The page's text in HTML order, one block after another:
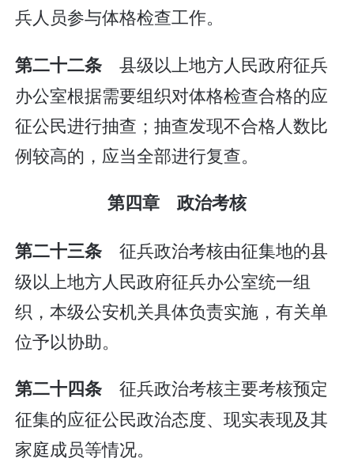
兵人员参与体格检查工作。
第二十二条 县级以上地方人民政府征兵
办公室根据需要组织对体格检查合格的应
征公民进行抽查；抽查发现不合格人数比
例较高的，应当全部进行复查。
第四章 政治考核
第二十三条 征兵政治考核由征集地的县
级以上地方人民政府征兵办公室统一组
织，本级公安机关具体负责实施，有关单
位予以协助。
第二十四条 征兵政治考核主要考核预定
征集的应征公民政治态度、现实表现及其
家庭成员等情况。